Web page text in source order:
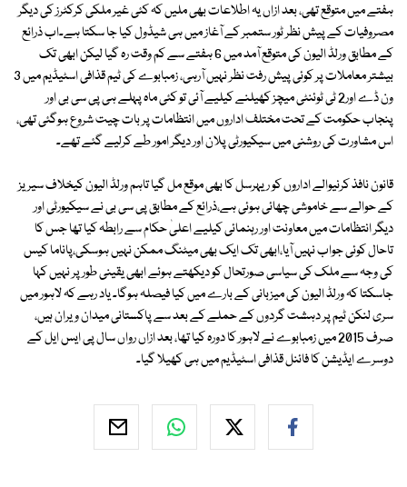
ہفتے میں متوقع تھی، بعد ازاں یہ اطلاعات بھی ملیں کہ کئی غیر ملکی کرکٹرز کی دیگر
مصروفیات کے پیش نظر ٹور ستمبر کے آغاز میں ہی شیڈول کیا جا سکتا ہے۔اب ذرائع
کے مطابق ورلڈ الیون کی متوقع آمد میں 6 ہفتے سے کم وقت رہ گیا لیکن ابھی تک
بیشتر معاملات پر کوئی پیش رفت نظر نہیں آرہی، زمبابوے کی ٹیم قذافی اسٹیڈیم میں 3
ون ڈے اور2 ٹی ٹوئنٹی میچز کھیلنے کیلیے آئی تو کئی ماہ پہلے ہی پی سی بی اور
پنجاب حکومت کے تحت مختلف اداروں میں انتظامات پر بات چیت شروع ہوگئی تھی،
اس مشاورت کی روشنی میں سیکیورٹی پلان اور دیگر امور طے کرلیے گئے تھے۔
قانون نافذ کرنیوالے اداروں کو ریہرسل کا بھی موقع مل گیا تاہم ورلڈ الیون کیخلاف سیریز
کے حوالے سے خاموشی چھائی ہوئی ہے،ذرائع کے مطابق پی سی بی نے سیکیورٹی اور
دیگر انتظامات میں معاونت اور رہنمائی کیلیے اعلیٰ حکام سے رابطہ کیا تھا جس کا
تاحال کوئی جواب نہیں آیا،ابھی تک ایک بھی میٹنگ ممکن نہیں ہوسکی،پاناما کیس
کی وجہ سے ملک کی سیاسی صورتحال کو دیکھتے ہوئے ابھی یقینی طور پر نہیں کہا
جاسکتا کہ ورلڈ الیون کی میزبانی کے بارے میں کیا فیصلہ ہوگا۔ یاد رہے کہ لاہور میں
سری لنکن ٹیم پر دہشت گردوں کے حملے کے بعد سے پاکستانی میدان ویران ہیں،
صرف 2015 میں زمبابوے نے لاہور کا دورہ کیا تھا، بعد ازاں رواں سال پی ایس ایل کے
دوسرے ایڈیشن کا فائنل قذافی اسٹیڈیم میں ہی کھیلا گیا۔